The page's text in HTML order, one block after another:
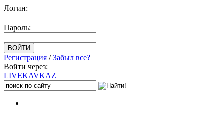
Логин:
Пароль:
Регистрация /Забыл все?
Войти через:
LIVEKAVKAZ